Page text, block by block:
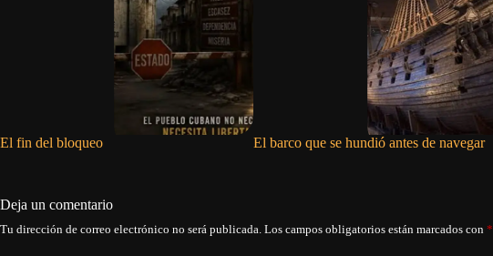
El fin del bloqueo El barco que se hundió antes de navegar
Deja un comentario
Tu dirección de correo electrónico no será publicada. Los campos obligatorios están marcados con *